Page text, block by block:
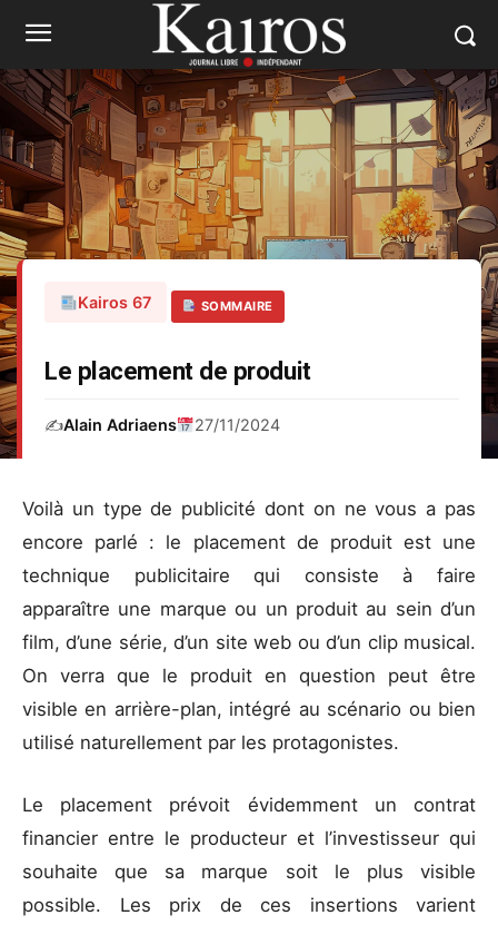
Kairos 67 SOMMAIRE
Le placement de produit
✍️Alain Adriaens 27/11/2024
Voilà un type de publicité dont on ne vous a pas
encore parlé : le placement de produit est une
technique publicitaire qui consiste à faire
apparaître une marque ou un produit au sein d’un
film, d’une série, d’un site web ou d’un clip musical.
On verra que le produit en question peut être
visible en arrière-plan, intégré au scénario ou bien
utilisé naturellement par les protagonistes.
Le placement prévoit évidemment un contrat
financier entre le producteur et l’investisseur qui
souhaite que sa marque soit le plus visible
possible. Les prix de ces insertions varient